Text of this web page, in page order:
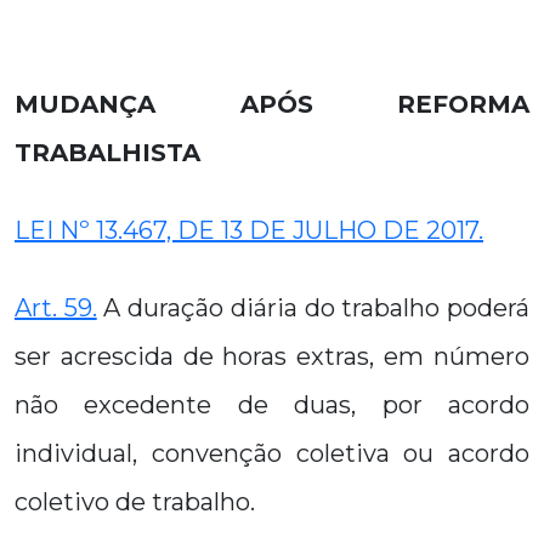
MUDANÇA APÓS REFORMA
TRABALHISTA
LEI Nº 13.467, DE 13 DE JULHO DE 2017.
Art. 59. A duração diária do trabalho poderá
ser acrescida de horas extras, em número
não excedente de duas, por acordo
individual, convenção coletiva ou acordo
coletivo de trabalho.